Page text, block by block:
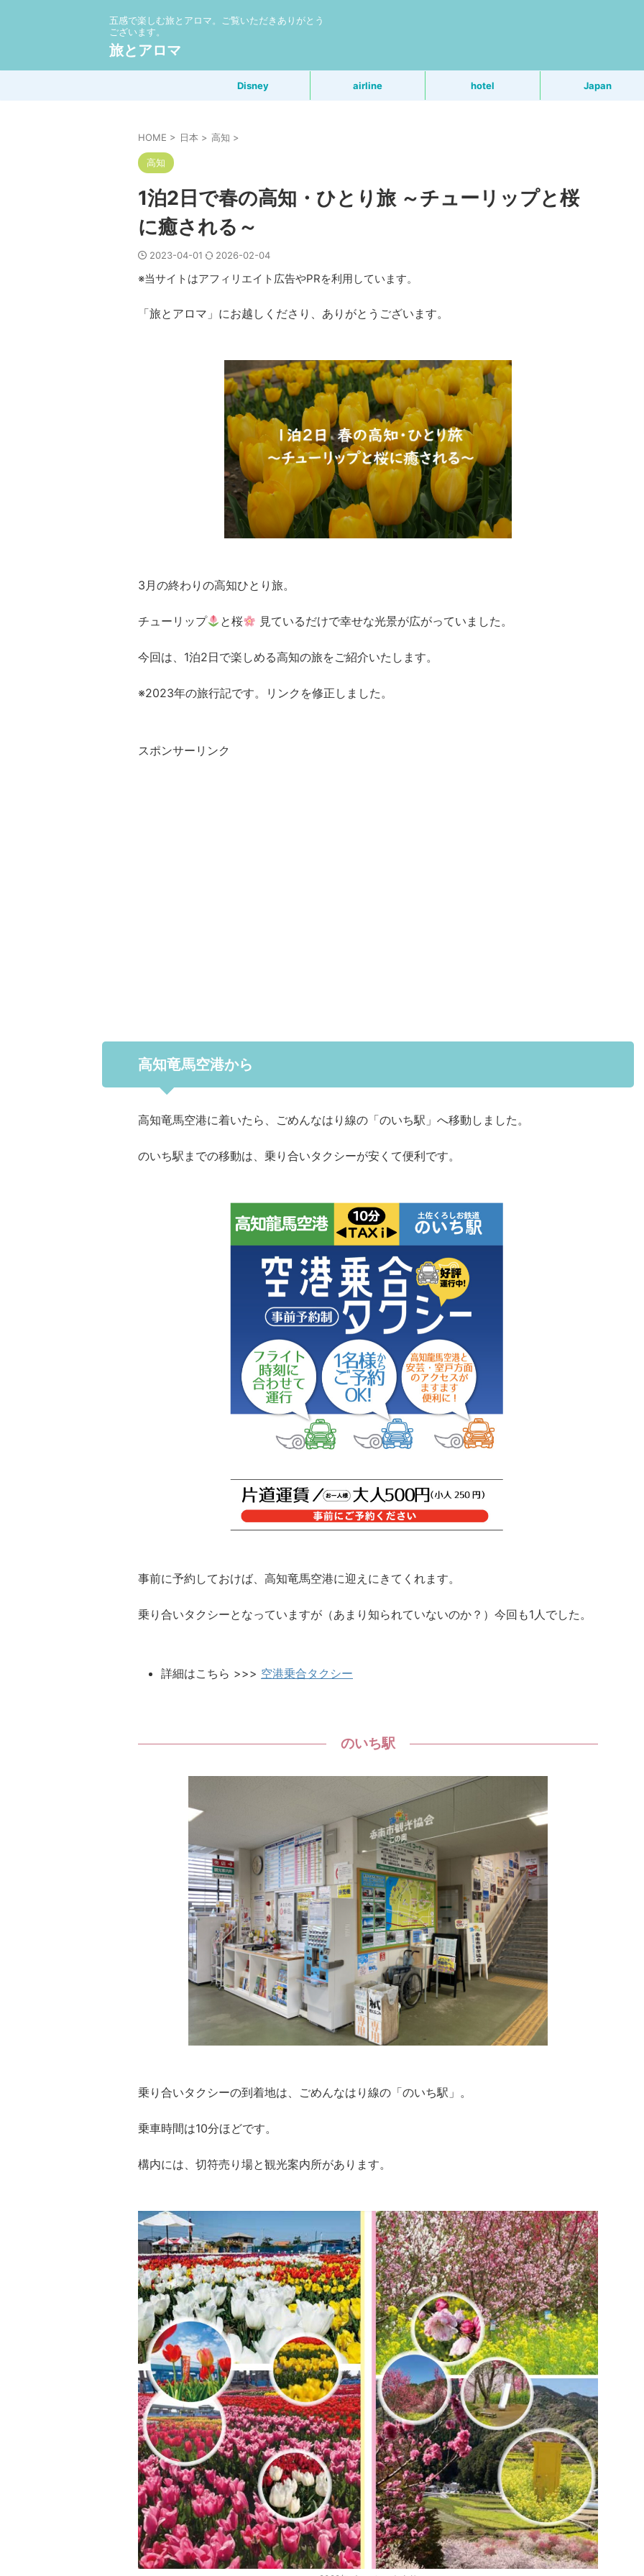
五感で楽しむ旅とアロマ。ご覧いただきありがとう
ございます。
旅とアロマ
Disney airline hotel Japan
HOME > 日本 > 高知 >
高知
1泊2日で春の高知・ひとり旅 ～チューリップと桜
に癒される～
2023-04-01 2026-02-04
※当サイトはアフィリエイト広告やPRを利用しています。
「旅とアロマ」にお越しくださり、ありがとうございます。
3月の終わりの高知ひとり旅。
チューリップ と桜 見ているだけで幸せな光景が広がっていました。
今回は、1泊2日で楽しめる高知の旅をご紹介いたします。
※2023年の旅行記です。リンクを修正しました。
スポンサーリンク
高知竜馬空港から
高知竜馬空港に着いたら、ごめんなはり線の「のいち駅」へ移動しました。
のいち駅までの移動は、乗り合いタクシーが安くて便利です。
事前に予約しておけば、高知竜馬空港に迎えにきてくれます。
乗り合いタクシーとなっていますが（あまり知られていないのか？）今回も1人でした。
詳細はこちら >>> 空港乗合タクシー
のいち駅
乗り合いタクシーの到着地は、ごめんなはり線の「のいち駅」。
乗車時間は10分ほどです。
構内には、切符売り場と観光案内所があります。